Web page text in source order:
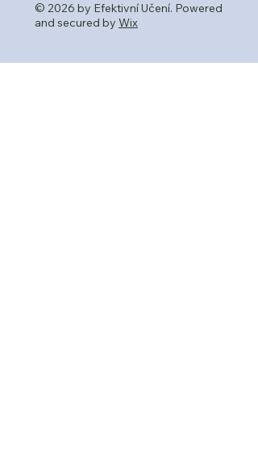
© 2026 by Efektivní Učení. Powered
and secured by Wix